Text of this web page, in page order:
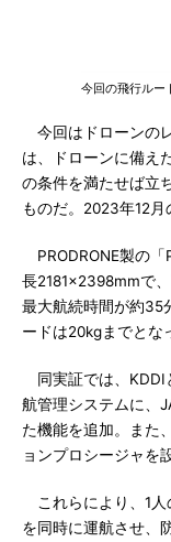
今回の飛行ルー
今回はドローンの
は、ドローンに備え
の条件を満たせば立
ものだ。2023年12月
PRODRONE製の
長2181×2398mmで
最大航続時間が約35
ードは20kgまでとな
同実証では、KDDI
航管理システムに、
た機能を追加。また
ョンプロシージャを
これらにより、1人
を同時に運航させ、